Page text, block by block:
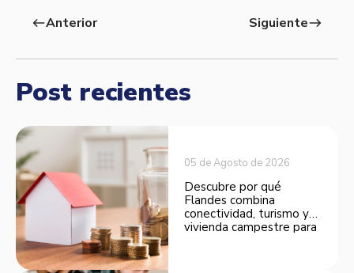
westAnterior Siguienteeast
Post recientes
05 de Agosto de 2026
Descubre por qué
Flandes combina
conectividad, turismo y
vivienda campestre para